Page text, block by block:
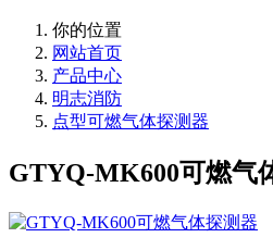
你的位置
网站首页
产品中心
明志消防
点型可燃气体探测器
GTYQ-MK600可燃气